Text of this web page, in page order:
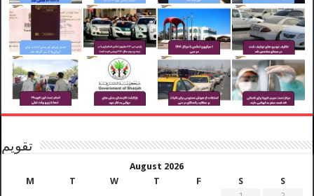
تقویم
August 2026
M
T W T F S
S